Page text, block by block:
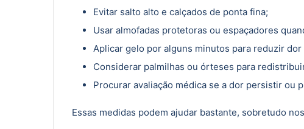
Evitar salto alto e calçados de ponta fina;
Usar almofadas protetoras ou espaçadores
Aplicar gelo por alguns minutos para reduzir dor
Considerar palmilhas ou órteses para
Procurar avaliação médica se a dor persistir ou
Essas medidas podem ajudar bastante, sobretudo